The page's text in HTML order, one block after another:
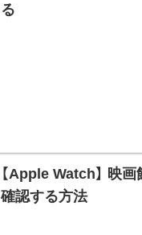
る
【Apple Watch】 映
確認する方法